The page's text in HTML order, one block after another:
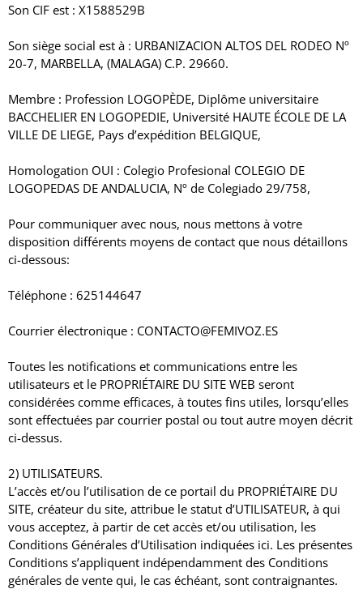
Son CIF est : X1588529B
Son siège social est à : URBANIZACION ALTOS DEL RODEO Nº
20-7, MARBELLA, (MALAGA) C.P. 29660.
Membre : Profession LOGOPÈDE, Diplôme universitaire
BACCHELIER EN LOGOPEDIE, Université HAUTE ÉCOLE DE LA
VILLE DE LIEGE, Pays d’expédition BELGIQUE,
Homologation OUI : Colegio Profesional COLEGIO DE
LOGOPEDAS DE ANDALUCIA, Nº de Colegiado 29/758,
Pour communiquer avec nous, nous mettons à votre
disposition différents moyens de contact que nous détaillons
ci-dessous:
Téléphone : 625144647
Courrier électronique : CONTACTO@FEMIVOZ.ES
Toutes les notifications et communications entre les
utilisateurs et le PROPRIÉTAIRE DU SITE WEB seront
considérées comme efficaces, à toutes fins utiles, lorsqu’elles
sont effectuées par courrier postal ou tout autre moyen décrit
ci-dessus.
2) UTILISATEURS.
L’accès et/ou l’utilisation de ce portail du PROPRIÉTAIRE DU
SITE, créateur du site, attribue le statut d’UTILISATEUR, à qui
vous acceptez, à partir de cet accès et/ou utilisation, les
Conditions Générales d’Utilisation indiquées ici. Les présentes
Conditions s’appliquent indépendamment des Conditions
générales de vente qui, le cas échéant, sont contraignantes.